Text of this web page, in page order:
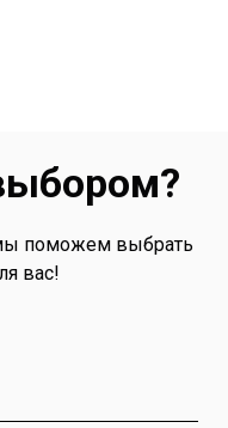
поможем выбрать
вас!